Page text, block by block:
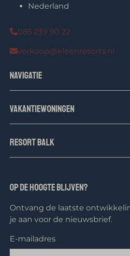
Nederland
085 239 90 22
verkoop@kleenresorts.nl
Navigatie
Vakantiewoningen
Resort Balk
Op de hoogte blijven?
Ontvang de laatste
je aan voor de nieuwsbrief.
E-mailadres